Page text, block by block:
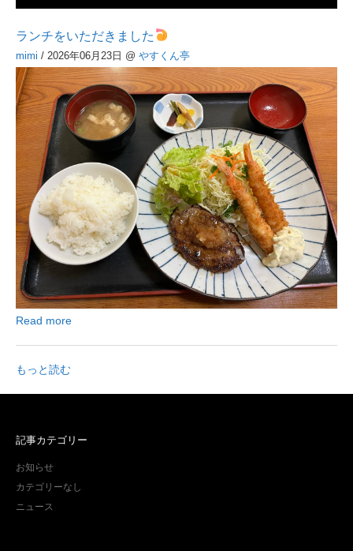
ランチをいただきました
mimi / 2026年06月23日 @ やすくん亭
Read more
もっと読む
記事カテゴリー
お知らせ
カテゴリーなし
ニュース